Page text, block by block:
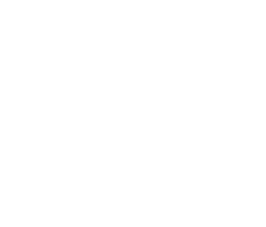
chính hiện tại và thu nhập lâu dài